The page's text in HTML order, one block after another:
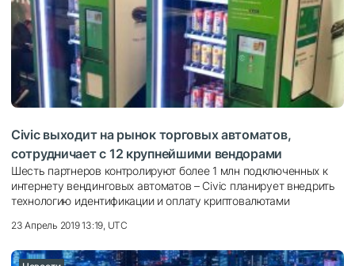
Civic выходит на рынок торговых автоматов,
сотрудничает с 12 крупнейшими вендорами
Шесть партнеров контролируют более 1 млн подключенных к
интернету вендинговых автоматов – Civic планирует внедрить
технологию идентификации и оплату криптовалютами
23 Апрель 2019 13:19, UTC